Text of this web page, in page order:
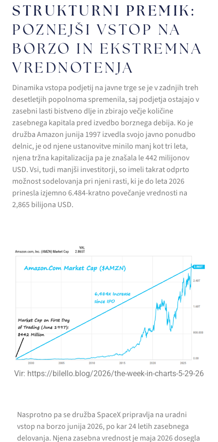
STRUKTURNI PREMIK:
POZNEJŠI VSTOP NA
BORZO IN EKSTREMNA
VREDNOTENJA
Dinamika vstopa podjetij na javne trge se je v zadnjih treh
desetletjih popolnoma spremenila, saj podjetja ostajajo v
zasebni lasti bistveno dlje in zbirajo večje količine
zasebnega kapitala pred izvedbo borznega debija. Ko je
družba Amazon junija 1997 izvedla svojo javno ponudbo
delnic, je od njene ustanovitve minilo manj kot tri leta,
njena tržna kapitalizacija pa je znašala le 442 milijonov
USD. Vsi, tudi manjši investitorji, so imeli takrat odprto
možnost sodelovanja pri njeni rasti, ki je do leta 2026
prinesla izjemno 6.484-kratno povečanje vrednosti na
2,865 bilijona USD.
Vir: https://bilello.blog/2026/the-week-in-charts-5-29-26
Nasprotno pa se družba SpaceX pripravlja na uradni
vstop na borzo junija 2026, po kar 24 letih zasebnega
delovanja. Njena zasebna vrednost je maja 2026 dosegla